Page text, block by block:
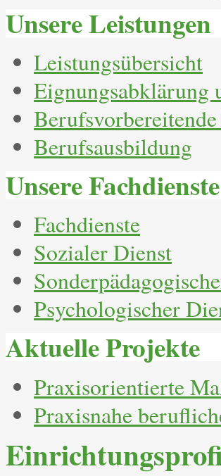
Unsere Leistungen
Leistungsübersicht
Eignungsabklärung
Berufsausbildung
Unsere Fachdienste
Fachdienste
Sozialer Dienst
Psychologischer
Aktuelle Projekte
Praxisorientierte
Praxisnahe